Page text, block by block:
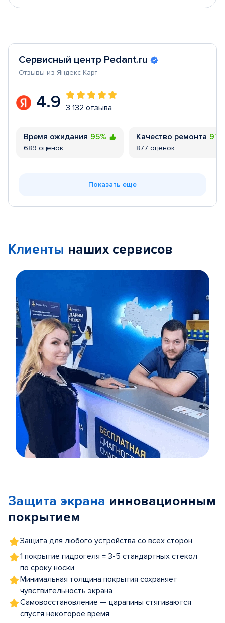
Сервисный центр Pedant.ru
Отзывы из Яндекс Карт
4.9 3 132 отзыва
Время ожидания 95%
689 оценок
Качество ремонта
877 оценок
Показать еще
Клиенты наших сервисов
5
Защита экрана инновационным
покрытием
Защита для любого устройства со всех сторон
1 покрытие гидрогеля = 3-5 стандартных стекол
по сроку носки
Минимальная толщина покрытия сохраняет
чувствительность экрана
Самовосстановление — царапины стягиваются
спустя некоторое время